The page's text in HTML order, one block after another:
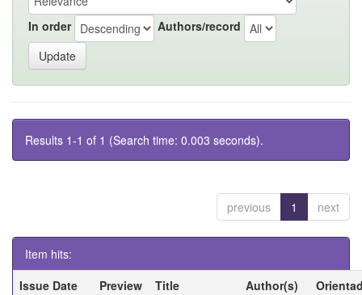
In order Authors/record
Results 1-1 of 1 (Search time: 0.003 seconds).
previous 1 next
Item hits:
Issue Date
Preview Title Author(s)